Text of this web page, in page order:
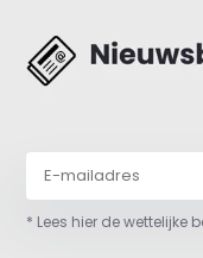
* Lees hier de wettelijke